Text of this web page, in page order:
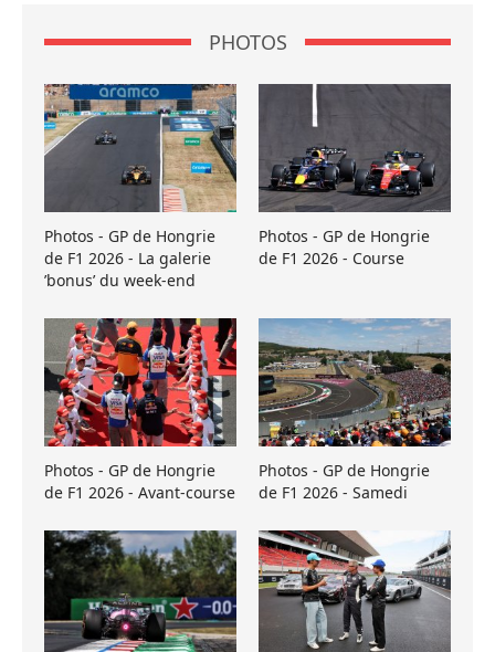
PHOTOS
Photos - GP de Hongrie
de F1 2026 - La galerie
’bonus’ du week-end
Photos - GP de Hongrie
de F1 2026 - Course
Photos - GP de Hongrie
de F1 2026 - Avant-course
Photos - GP de Hongrie
de F1 2026 - Samedi